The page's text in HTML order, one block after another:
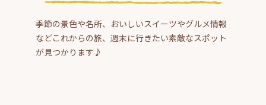
季節の景色や名所、おいしいスイーツやグルメ情報
などこれからの旅、週末に行きたい素敵なスポット
が見つかります♪